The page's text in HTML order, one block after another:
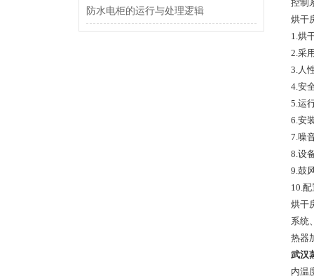
防水电柜的运行与处理逻辑
控制
烘干
1.烘
2.采
3.人
4.安
5.运
6.安
7.噪
8.设
9.鼓
10.
烘干
系统
热器
武汉
内温